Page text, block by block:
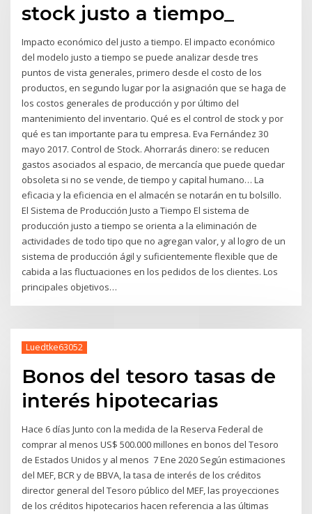
stock justo a tiempo_
Impacto económico del justo a tiempo. El impacto económico
del modelo justo a tiempo se puede analizar desde tres
puntos de vista generales, primero desde el costo de los
productos, en segundo lugar por la asignación que se haga de
los costos generales de producción y por último del
mantenimiento del inventario. Qué es el control de stock y por
qué es tan importante para tu empresa. Eva Fernández 30
mayo 2017. Control de Stock. Ahorrarás dinero: se reducen
gastos asociados al espacio, de mercancía que puede quedar
obsoleta si no se vende, de tiempo y capital humano… La
eficacia y la eficiencia en el almacén se notarán en tu bolsillo.
El Sistema de Producción Justo a Tiempo El sistema de
producción justo a tiempo se orienta a la eliminación de
actividades de todo tipo que no agregan valor, y al logro de un
sistema de producción ágil y suficientemente flexible que de
cabida a las fluctuaciones en los pedidos de los clientes. Los
principales objetivos…
Luedtke63052
Bonos del tesoro tasas de
interés hipotecarias
Hace 6 días Junto con la medida de la Reserva Federal de
comprar al menos US$ 500.000 millones en bonos del Tesoro
de Estados Unidos y al menos 7 Ene 2020 Según estimaciones
del MEF, BCR y de BBVA, la tasa de interés de los créditos
director general del Tesoro público del MEF, las proyecciones
de los créditos hipotecarios hacen referencia a las últimas